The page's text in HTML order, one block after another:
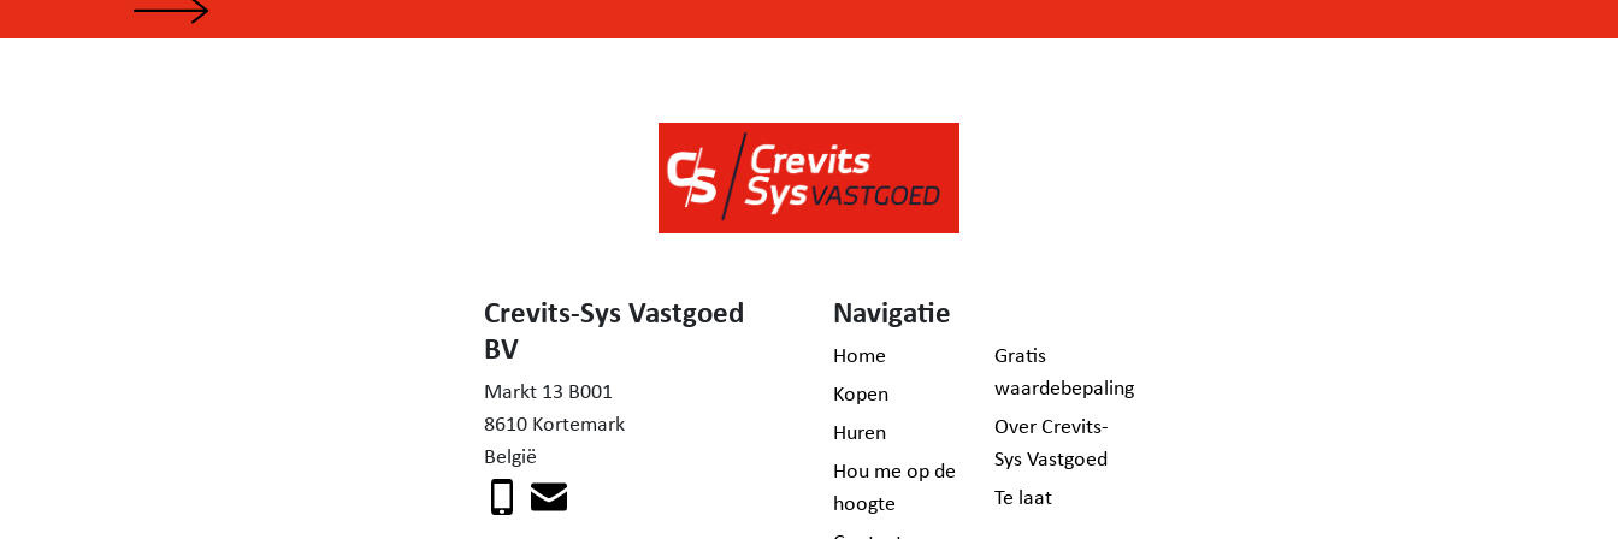
Crevits-Sys Vastgoed
BV
Markt 13 B001
8610 Kortemark
België
Navigatie
Home
Kopen
Huren
Hou me op de
hoogte
Gratis
waardebepaling
Over Crevits-
Sys Vastgoed
Te laat